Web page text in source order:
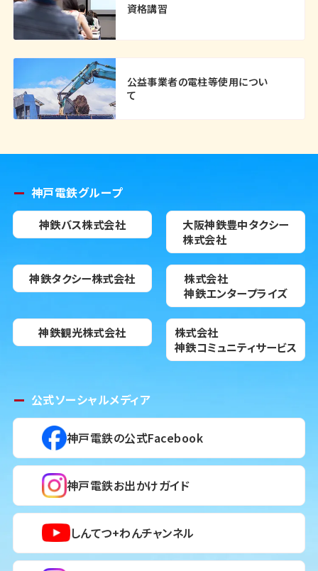
資格講習
公益事業者の電柱等使用につい
て
神戸電鉄グループ
神鉄バス株式会社
大阪神鉄豊中タクシー
株式会社
神鉄タクシー株式会社
株式会社
神鉄エンタープライズ
神鉄観光株式会社
株式会社
神鉄コミュニティサービス
公式ソーシャルメディア
神戸電鉄の公式Facebook
神戸電鉄お出かけガイド
しんてつ+わんチャンネル